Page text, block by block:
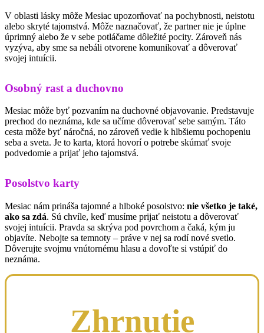
V oblasti lásky môže Mesiac upozorňovať na pochybnosti, neistotu
alebo skryté tajomstvá. Môže naznačovať, že partner nie je úplne
úprimný alebo že v sebe potláčame dôležité pocity. Zároveň nás
vyzýva, aby sme sa nebáli otvorene komunikovať a dôverovať
svojej intuícii.
Osobný rast a duchovno
Mesiac môže byť pozvaním na duchovné objavovanie. Predstavuje
prechod do neznáma, kde sa učíme dôverovať sebe samým. Táto
cesta môže byť náročná, no zároveň vedie k hlbšiemu pochopeniu
seba a sveta. Je to karta, ktorá hovorí o potrebe skúmať svoje
podvedomie a prijať jeho tajomstvá.
Posolstvo karty
Mesiac nám prináša tajomné a hlboké posolstvo: nie všetko je také,
ako sa zdá. Sú chvíle, keď musíme prijať neistotu a dôverovať
svojej intuícii. Pravda sa skrýva pod povrchom a čaká, kým ju
objavíte. Nebojte sa temnoty – práve v nej sa rodí nové svetlo.
Dôverujte svojmu vnútornému hlasu a dovoľte si vstúpiť do
neznáma.
Zhrnutie